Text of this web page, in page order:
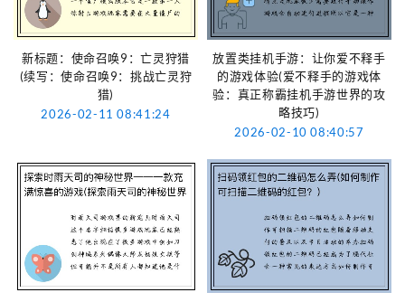
新标题：使命召唤9：亡灵狩猎
(续写：使命召唤9：挑战亡灵狩
猎)
2026-02-11 08:41:24
放置类挂机手游：让你爱不释手
的游戏体验(爱不释手的游戏体
验：真正称霸挂机手游世界的攻
略技巧)
2026-02-10 08:40:57